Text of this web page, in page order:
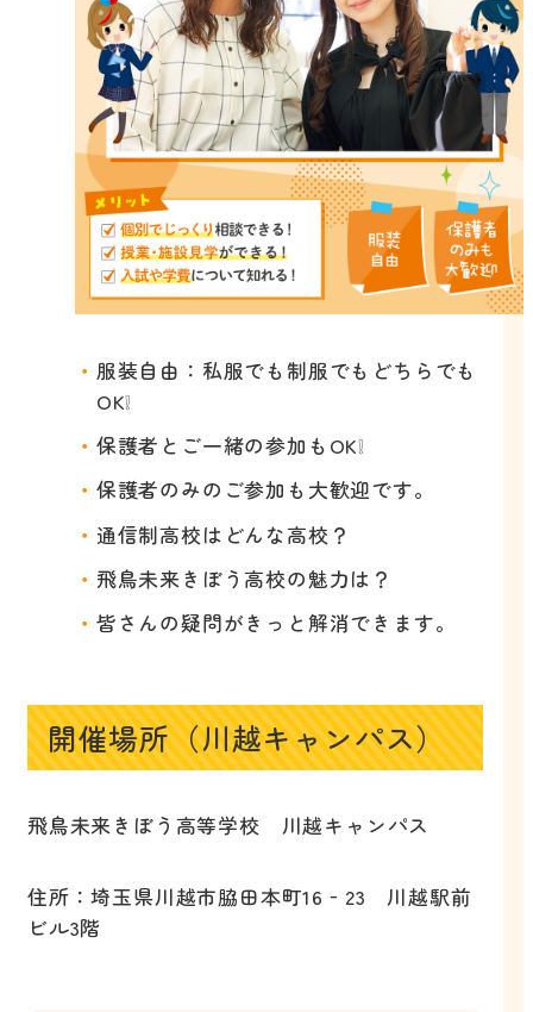
服装自由：私服でも制服でもどちらでも
OK❕
保護者とご一緒の参加もOK❕
保護者のみのご参加も大歓迎です。
通信制高校はどんな高校？
飛鳥未来きぼう高校の魅力は？
皆さんの疑問がきっと解消できます。
開催場所（川越キャンパス）
飛鳥未来きぼう高等学校 川越キャンパス
住所：埼玉県川越市脇田本町16‐23 川越駅前
ビル3階